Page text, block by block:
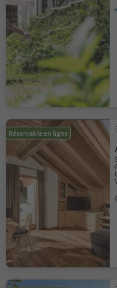
Réservable en ligne